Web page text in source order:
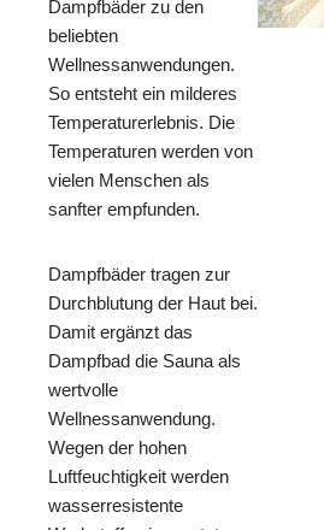
Dampfbäder zu den
beliebten
Wellnessanwendungen.
So entsteht ein milderes
Temperaturerlebnis. Die
Temperaturen werden von
vielen Menschen als
sanfter empfunden.
Dampfbäder tragen zur
Durchblutung der Haut bei.
Damit ergänzt das
Dampfbad die Sauna als
wertvolle
Wellnessanwendung.
Wegen der hohen
Luftfeuchtigkeit werden
wasserresistente